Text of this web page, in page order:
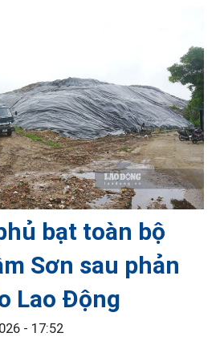
bạt toàn bộ
Sơn sau phản
Lao Động
- 17:52